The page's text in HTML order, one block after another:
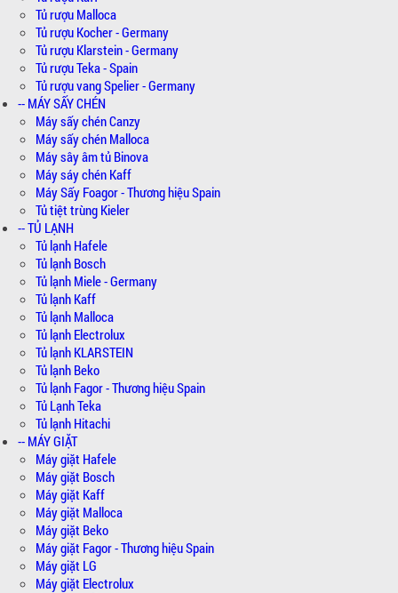
Tủ rượu Malloca
Tủ rượu Kocher - Germany
Tủ rượu Klarstein - Germany
Tủ rượu Teka - Spain
Tủ rượu vang Spelier - Germany
-- MÁY SẤY CHÉN
Máy sấy chén Canzy
Máy sấy chén Malloca
Máy sây âm tủ Binova
Máy sáy chén Kaff
Máy Sấy Foagor - Thương hiệu Spain
Tủ tiệt trùng Kieler
-- TỦ LẠNH
Tủ lạnh Hafele
Tủ lạnh Bosch
Tủ lạnh Miele - Germany
Tủ lạnh Kaff
Tủ lạnh Malloca
Tủ lạnh Electrolux
Tủ lạnh KLARSTEIN
Tủ lạnh Beko
Tủ lạnh Fagor - Thương hiệu Spain
Tủ Lạnh Teka
Tủ lạnh Hitachi
-- MÁY GIẶT
Máy giặt Hafele
Máy giặt Bosch
Máy giặt Kaff
Máy giặt Malloca
Máy giặt Beko
Máy giặt Fagor - Thương hiệu Spain
Máy giặt LG
Máy giặt Electrolux